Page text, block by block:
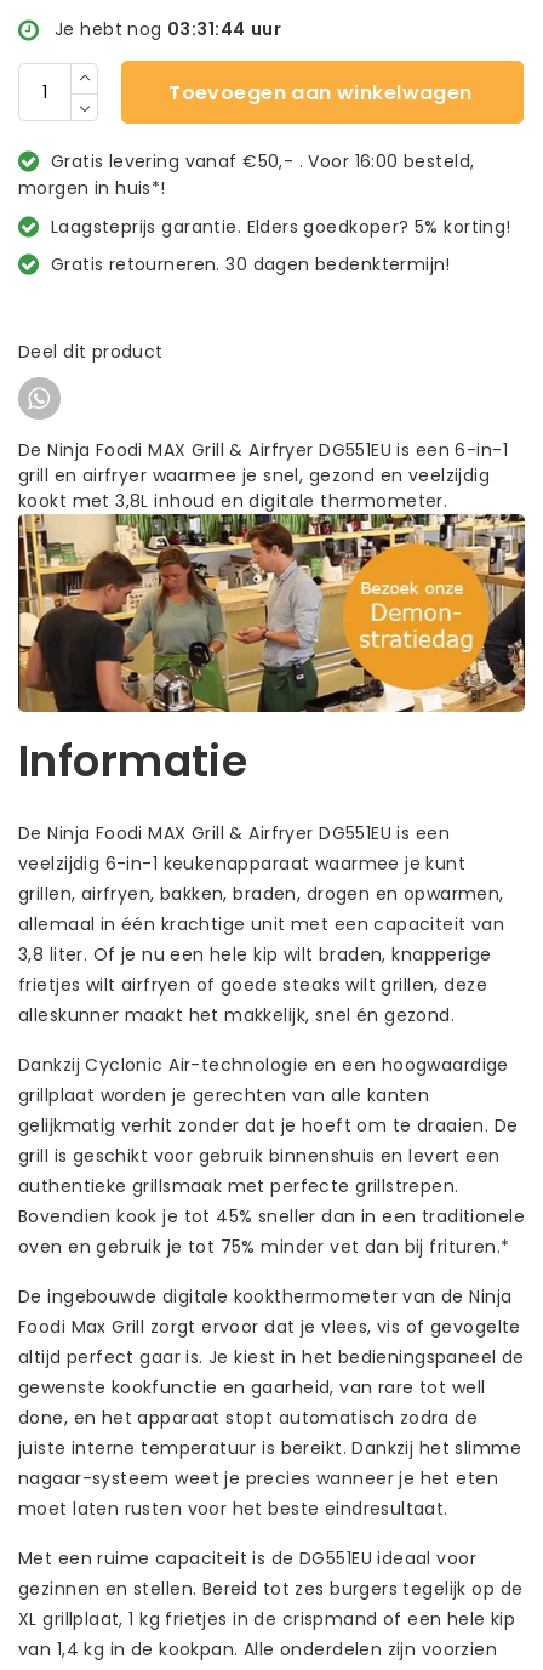
Je hebt nog 03:31:43 uur
Toevoegen aan winkelwagen
Gratis levering vanaf €50,- . Voor 16:00 besteld,
morgen in huis*!
Laagsteprijs garantie. Elders goedkoper? 5% korting!
Gratis retourneren. 30 dagen bedenktermijn!
Deel dit product
De Ninja Foodi MAX Grill & Airfryer DG551EU is een 6-in-1
grill en airfryer waarmee je snel, gezond en veelzijdig
kookt met 3,8L inhoud en digitale thermometer.
Informatie
De Ninja Foodi MAX Grill & Airfryer DG551EU is een
veelzijdig 6-in-1 keukenapparaat waarmee je kunt
grillen, airfryen, bakken, braden, drogen en opwarmen,
allemaal in één krachtige unit met een capaciteit van
3,8 liter. Of je nu een hele kip wilt braden, knapperige
frietjes wilt airfryen of goede steaks wilt grillen, deze
alleskunner maakt het makkelijk, snel én gezond.
Dankzij Cyclonic Air-technologie en een hoogwaardige
grillplaat worden je gerechten van alle kanten
gelijkmatig verhit zonder dat je hoeft om te draaien. De
grill is geschikt voor gebruik binnenshuis en levert een
authentieke grillsmaak met perfecte grillstrepen.
Bovendien kook je tot 45% sneller dan in een traditionele
oven en gebruik je tot 75% minder vet dan bij frituren.*
De ingebouwde digitale kookthermometer van de Ninja
Foodi Max Grill zorgt ervoor dat je vlees, vis of gevogelte
altijd perfect gaar is. Je kiest in het bedieningspaneel de
gewenste kookfunctie en gaarheid, van rare tot well
done, en het apparaat stopt automatisch zodra de
juiste interne temperatuur is bereikt. Dankzij het slimme
nagaar-systeem weet je precies wanneer je het eten
moet laten rusten voor het beste eindresultaat.
Met een ruime capaciteit is de DG551EU ideaal voor
gezinnen en stellen. Bereid tot zes burgers tegelijk op de
XL grillplaat, 1 kg frietjes in de crispmand of een hele kip
van 1,4 kg in de kookpan. Alle onderdelen zijn voorzien